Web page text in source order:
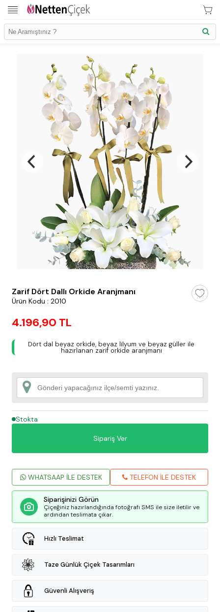
Zarif Dört Dallı Orkide Aranjmanı
Ürün Kodu : 2010
4.196,90 TL
Dört dal beyaz orkide, beyaz lilyum ve beyaz güller ile
hazırlanan zarif orkide aranjmanı
Stokta
Sipariş Ver
WHATSAAP İLE DESTEK TELEFON İLE DESTEK
Siparişinizi Görün
Çiçeğiniz hazırlandığında fotoğrafı SMS ile size iletilir ve
ardından teslimata çıkar.
Hızlı Teslimat
Taze Günlük Çiçek Tasarımları
Güvenli Alışveriş
İletişim Bilgilerimiz
KVK Bilgilendirme
Ödeme Bllgileri
testt